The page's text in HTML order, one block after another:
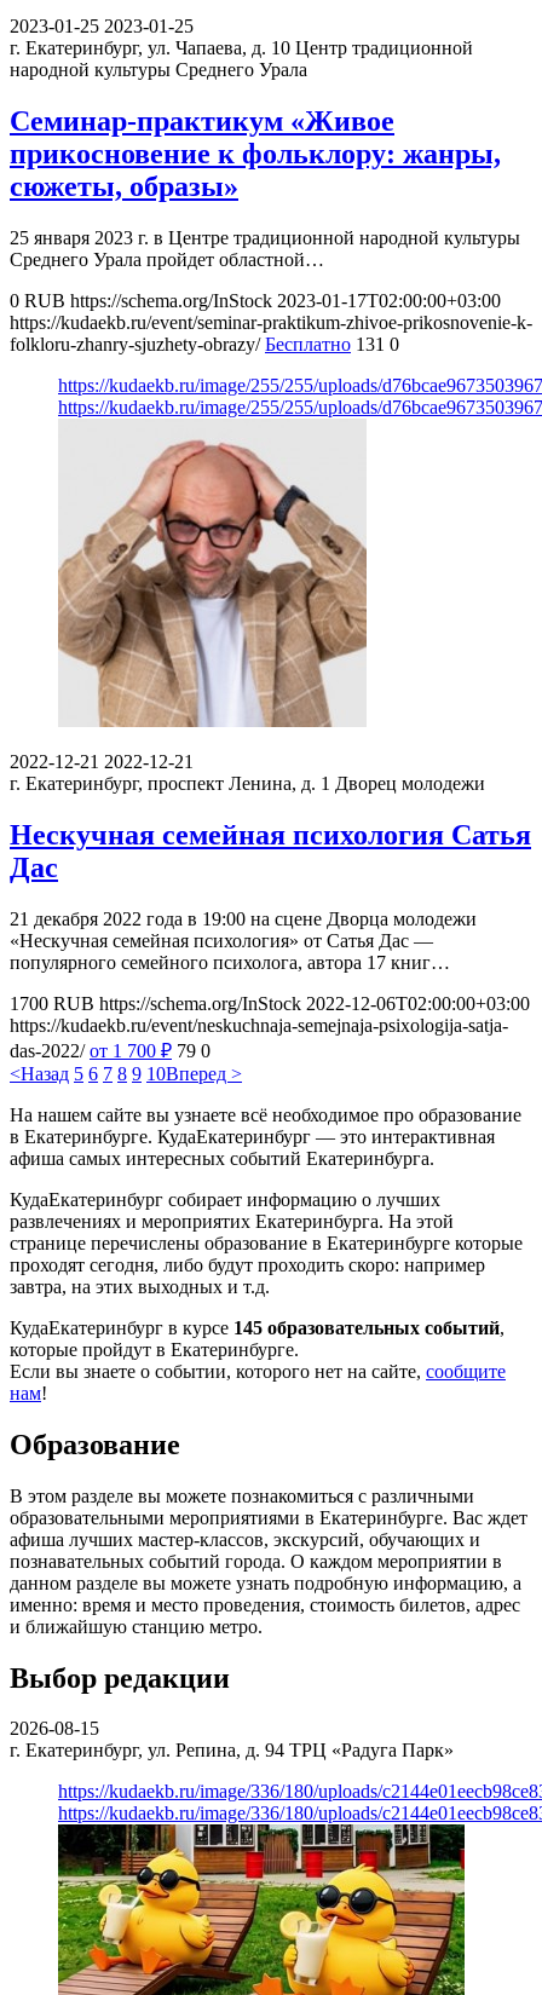
2023-01-25 2023-01-25
г. Екатеринбург, ул. Чапаева, д. 10 Центр традиционной
народной культуры Среднего Урала
Семинар-практикум «Живое
прикосновение к фольклору: жанры,
сюжеты, образы»
25 января 2023 г. в Центре традиционной народной культуры
Среднего Урала пройдет областной…
0 RUB https://schema.org/InStock 2023-01-17T02:00:00+03:00
https://kudaekb.ru/event/seminar-praktikum-zhivoe-prikosnovenie-k-
folkloru-zhanry-sjuzhety-obrazy/ Бесплатно 131 0
https://kudaekb.ru/image/255/255/uploads/
https://kudaekb.ru/image/255/255/uploads/
2022-12-21 2022-12-21
г. Екатеринбург, проспект Ленина, д. 1 Дворец молодежи
Нескучная семейная психология Сатья
Дас
21 декабря 2022 года в 19:00 на сцене Дворца молодежи
«Нескучная семейная психология» от Сатья Дас —
популярного семейного психолога, автора 17 книг…
1700 RUB https://schema.org/InStock 2022-12-06T02:00:00+03:00
https://kudaekb.ru/event/neskuchnaja-semejnaja-psixologija-satja-
das-2022/ от 1 700 ₽ 79 0
<Назад 5 6 7 8 9 10Вперед >
На нашем сайте вы узнаете всё необходимое про образование
в Екатеринбурге. КудаЕкатеринбург — это интерактивная
афиша самых интересных событий Екатеринбурга.
КудаЕкатеринбург собирает информацию о лучших
развлечениях и мероприятих Екатеринбурга. На этой
странице перечислены образование в Екатеринбурге которые
проходят сегодня, либо будут проходить скоро: например
завтра, на этих выходных и т.д.
КудаЕкатеринбург в курсе 145 образовательных событий,
которые пройдут в Екатеринбурге.
Если вы знаете о событии, которого нет на сайте, сообщите
нам!
Образование
В этом разделе вы можете познакомиться с различными
образовательными мероприятиями в Екатеринбурге. Вас ждет
афиша лучших мастер-классов, экскурсий, обучающих и
познавательных событий города. О каждом мероприятии в
данном разделе вы можете узнать подробную информацию, а
именно: время и место проведения, стоимость билетов, адрес
и ближайшую станцию метро.
Выбор редакции
2026-08-15
г. Екатеринбург, ул. Репина, д. 94 ТРЦ «Радуга Парк»
https://kudaekb.ru/image/336/180/uploads/
https://kudaekb.ru/image/336/180/uploads/